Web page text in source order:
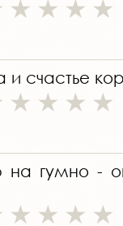
и счастье
на гумно -